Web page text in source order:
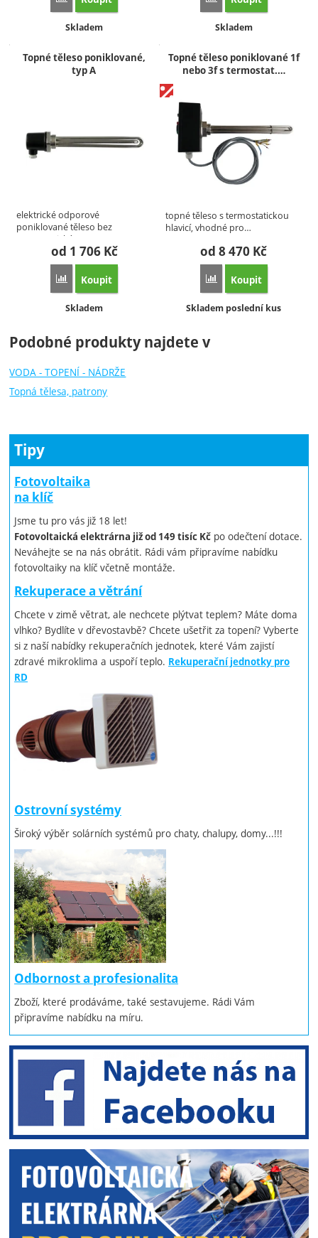
Dostupnost:
Skladem Dostupnost:
Skladem
Topné těleso poniklované,
typ A
elektrické odporové
poniklované těleso bez
termostatické…
od 1 706 Kč
Porovnat
Koupit
Dostupnost:
Skladem
Topné těleso poniklované 1f
nebo 3f s termostat.…
topné těleso s termostatickou
hlavicí, vhodné pro…
od 8 470 Kč
Porovnat
Koupit
Dostupnost:
Skladem poslední kus
Podobné produkty najdete v
VODA - TOPENÍ - NÁDRŽE
Topná tělesa, patrony
Tipy
Fotovoltaika
na klíč
Jsme tu pro vás již 18 let!
Fotovoltaická elektrárna již od 149 tisíc Kč po odečtení dotace.
Neváhejte se na nás obrátit. Rádi vám připravíme nabídku
fotovoltaiky na klíč včetně montáže.
Rekuperace a větrání
Chcete v zimě větrat, ale nechcete plýtvat teplem? Máte doma
vlhko? Bydlíte v dřevostavbě? Chcete ušetřit za topení? Vyberte
si z naší nabídky rekuperačních jednotek, které Vám zajistí
zdravé mikroklima a uspoří teplo. Rekuperační jednotky pro
RD
Ostrovní systémy
Široký výběr solárních systémů pro chaty, chalupy, domy...!!!
Odbornost a profesionalita
Zboží, které prodáváme, také sestavujeme. Rádi Vám
připravíme nabídku na míru.